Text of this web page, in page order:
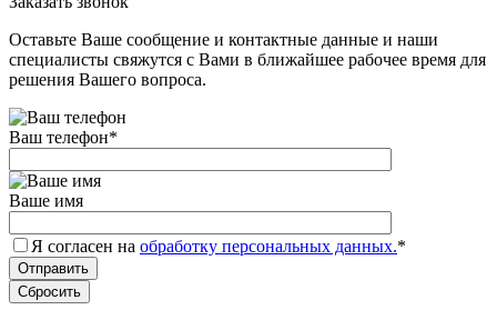
Оставьте Ваше сообщение и контактные данные и наши
специалисты свяжутся с Вами в ближайшее рабочее время для
решения Вашего вопроса.
Ваш телефон*
Ваше имя
Я согласен на обработку персональных данных.*